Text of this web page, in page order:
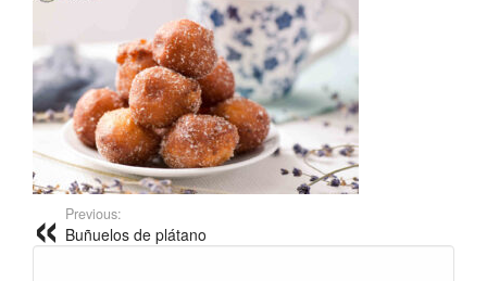
Previous:
Buñuelos de plátano